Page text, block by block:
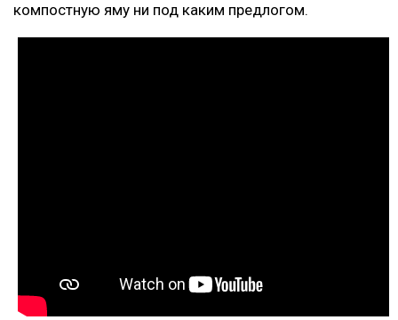
компостную яму ни под каким предлогом.